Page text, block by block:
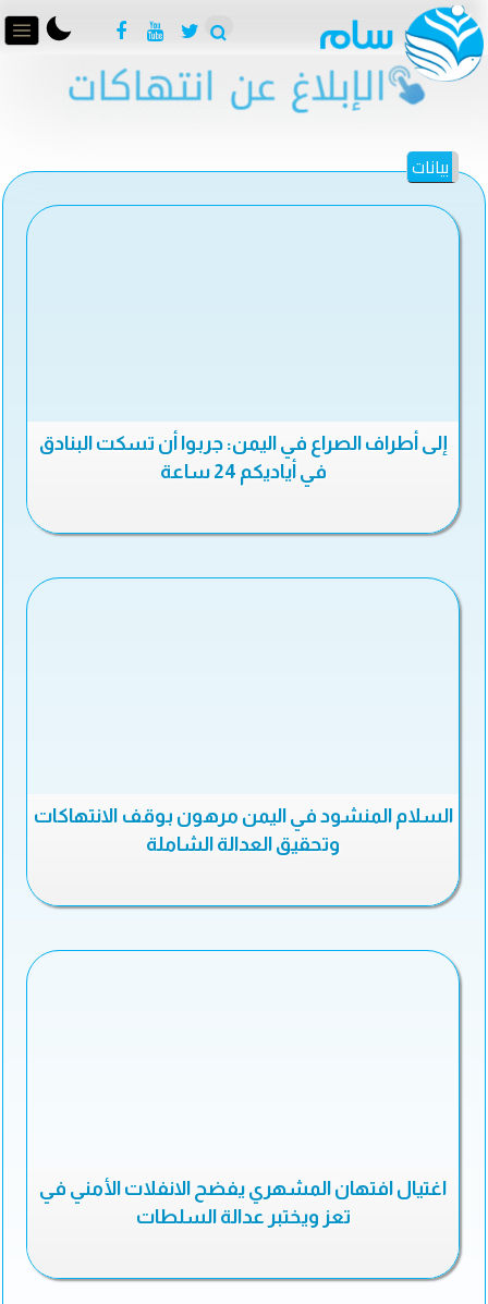
بيانات
إلى أطراف الصراع في اليمن: جربوا أن تسكت البنادق
في أياديكم 24 ساعة
السلام المنشود في اليمن مرهون بوقف الانتهاكات
وتحقيق العدالة الشاملة
اغتيال افتهان المشهري يفضح الانفلات الأمني في
تعز ويختبر عدالة السلطات